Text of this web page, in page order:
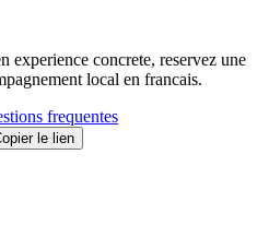
experience concrete, reservez une
local en francais.
frequentes
le lien